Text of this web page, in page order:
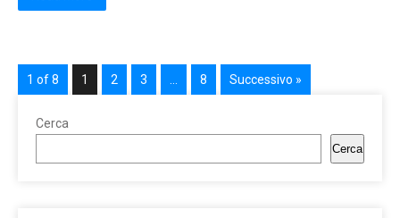
1 of 8 1 2 3 8 Successivo »
Cerca
Cerca